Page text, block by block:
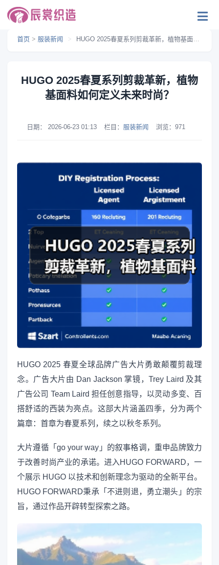
首页 > 服装新闻 > HUGO 2025春夏系列剪裁革新，植物基面料如何定义未来时尚？
HUGO 2025春夏系列剪裁革新，植物
基面料如何定义未来时尚？
日期： 2026-06-23 01:13 栏目： 服装新闻 浏览： 971
HUGO 2025 春夏全球品牌广告大片勇敢颠覆剪裁理
念。广告大片由 Dan Jackson 掌镜，Trey Laird 及其
广告公司 Team Laird 担任创意指导，以灵动多变、百
搭舒适的西装为亮点。这部大片涵盖四季，分为两个
篇章：首章为春夏系列，续之以秋冬系列。
大片遵循「go your way」的叙事格调，重申品牌致力
于改善时尚产业的承诺。进入HUGO FORWARD，一
个展示 HUGO 以技术和创新理念为驱动的全新平台。
HUGO FORWARD秉承「不进则退，勇立潮头」的宗
旨，通过作品开辟转型探索之路。